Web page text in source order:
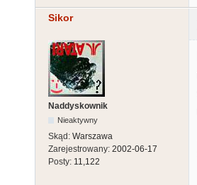
Sikor
Naddyskownik
Nieaktywny
Skąd: Warszawa
Zarejestrowany: 2002-06-17
Posty: 11,122